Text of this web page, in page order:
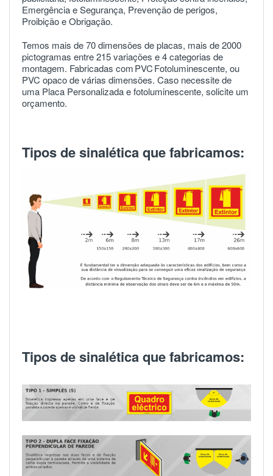
Emergência e Segurança, Prevenção de perigos,
Proibição e Obrigação.
Temos mais de 70 dimensões de placas, mais de 2000
pictogramas entre 215 variações e 4 categorias de
montagem. Fabricadas comPVCFotoluminescente, ou
PVC opaco de várias dimensões. Caso necessite de
uma Placa Personalizada e fotoluminescente, solicite um
orçamento.
Tipos de sinalética que fabricamos:
Tipos de sinalética que fabricamos: